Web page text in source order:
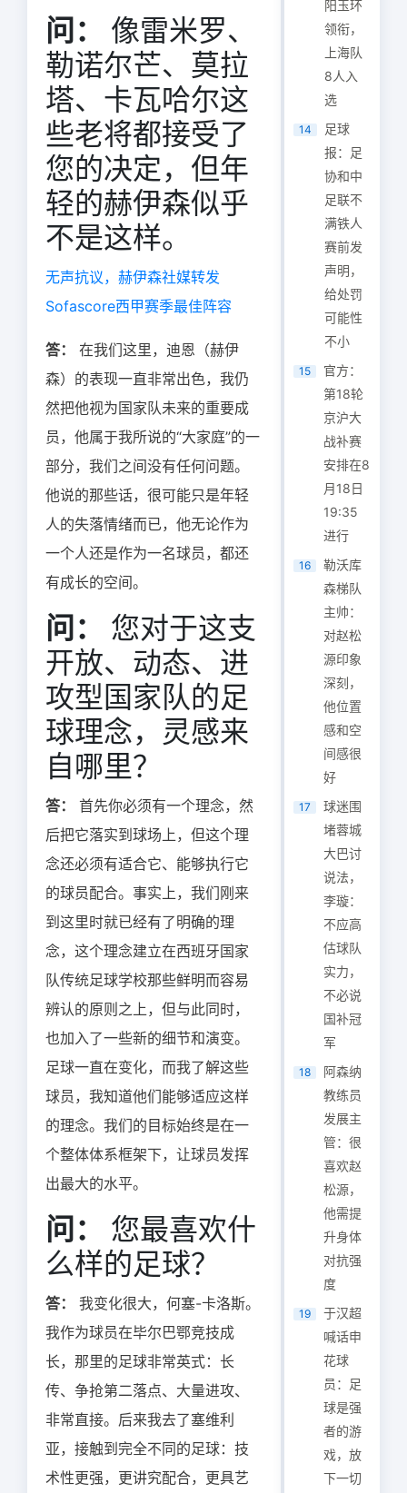
问：
像雷米罗、
勒诺尔芒、莫拉
塔、卡瓦哈尔这
些老将都接受了
您的决定，但年
轻的赫伊森似乎
不是这样。
无声抗议，赫伊森社媒转发
Sofascore西甲赛季最佳阵容
答：
在我们这里，迪恩（赫伊
森）的表现一直非常出色，我仍
然把他视为国家队未来的重要成
员，他属于我所说的“大家庭”的一
部分，我们之间没有任何问题。
他说的那些话，很可能只是年轻
人的失落情绪而已，他无论作为
一个人还是作为一名球员，都还
有成长的空间。
问：
您对于这支
开放、动态、进
攻型国家队的足
球理念，灵感来
自哪里？
答：
首先你必须有一个理念，然
后把它落实到球场上，但这个理
念还必须有适合它、能够执行它
的球员配合。事实上，我们刚来
到这里时就已经有了明确的理
念，这个理念建立在西班牙国家
队传统足球学校那些鲜明而容易
辨认的原则之上，但与此同时，
也加入了一些新的细节和演变。
足球一直在变化，而我了解这些
球员，我知道他们能够适应这样
的理念。我们的目标始终是在一
个整体体系框架下，让球员发挥
出最大的水平。
问：
您最喜欢什
么样的足球？
答：
我变化很大，何塞-卡洛斯。
我作为球员在毕尔巴鄂竞技成
长，那里的足球非常英式：长
传、争抢第二落点、大量进攻、
非常直接。后来我去了塞维利
亚，接触到完全不同的足球：技
术性更强，更讲究配合，更具艺
阳玉环
领衔，
上海队
8人入
选
14
足球
报：足
协和中
足联不
满铁人
赛前发
声明，
给处罚
可能性
不小
15
官方：
第18轮
京沪大
战补赛
安排在8
月18日
19:35
进行
16
勒沃库
森梯队
主帅：
对赵松
源印象
深刻，
他位置
感和空
间感很
好
17
球迷围
堵蓉城
大巴讨
说法，
李璇：
不应高
估球队
实力，
不必说
国补冠
军
18
阿森纳
教练员
发展主
管：很
喜欢赵
松源，
他需提
升身体
对抗强
度
19
于汉超
喊话申
花球
员：足
球是强
者的游
戏，放
下一切